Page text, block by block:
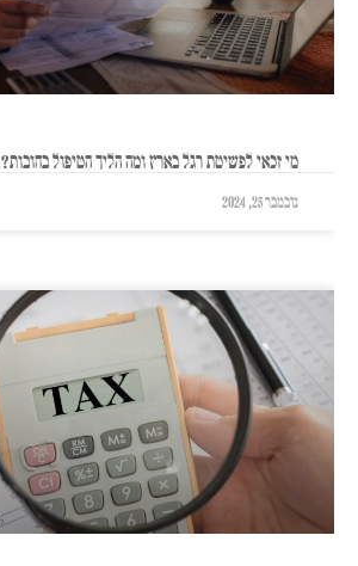
מי זכאי לפשיטת רגל בארץ ומה הליך הטיפול בחובות?
נובמבר 25, 2024